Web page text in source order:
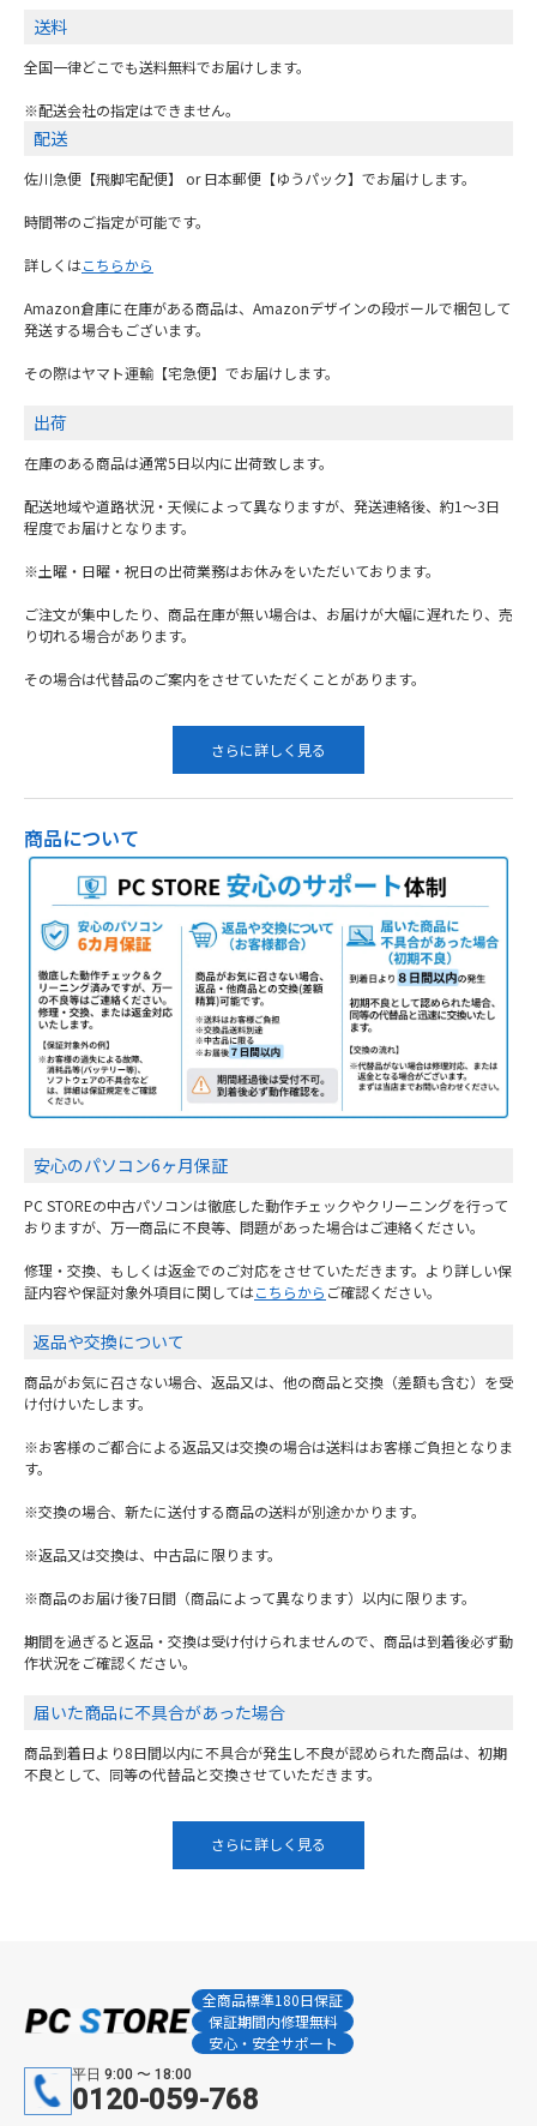
送料
全国一律どこでも送料無料でお届けします。
※配送会社の指定はできません。
配送
佐川急便【飛脚宅配便】 or 日本郵便【ゆうパック】でお届けします。
時間帯のご指定が可能です。
詳しくはこちらから
Amazon倉庫に在庫がある商品は、Amazonデザインの段ボールで梱包して
発送する場合もございます。
その際はヤマト運輸【宅急便】でお届けします。
出荷
在庫のある商品は通常5日以内に出荷致します。
配送地域や道路状況・天候によって異なりますが、発送連絡後、約1～3日
程度でお届けとなります。
※土曜・日曜・祝日の出荷業務はお休みをいただいております。
ご注文が集中したり、商品在庫が無い場合は、お届けが大幅に遅れたり、売
り切れる場合があります。
その場合は代替品のご案内をさせていただくことがあります。
さらに詳しく見る
商品について
安心のパソコン6ヶ月保証
PC STOREの中古パソコンは徹底した動作チェックやクリーニングを行って
おりますが、万一商品に不良等、問題があった場合はご連絡ください。
修理・交換、もしくは返金でのご対応をさせていただきます。より詳しい保
証内容や保証対象外項目に関してはこちらから ご確認ください。
返品や交換について
商品がお気に召さない場合、返品又は、他の商品と交換（差額も含む）を受
け付けいたします。
※お客様のご都合による返品又は交換の場合は送料はお客様ご負担となりま
す。
※交換の場合、新たに送付する商品の送料が別途かかります。
※返品又は交換は、中古品に限ります。
※商品のお届け後7日間（商品によって異なります）以内に限ります。
期間を過ぎると返品・交換は受け付けられませんので、商品は到着後必ず動
作状況をご確認ください。
届いた商品に不具合があった場合
商品到着日より8日間以内に不具合が発生し不良が認められた商品は、初期
不良として、同等の代替品と交換させていただきます。
さらに詳しく見る
全商品標準180日保証
保証期間内修理無料
安心・安全サポート
平日 9:00 〜 18:00
0120-059-768